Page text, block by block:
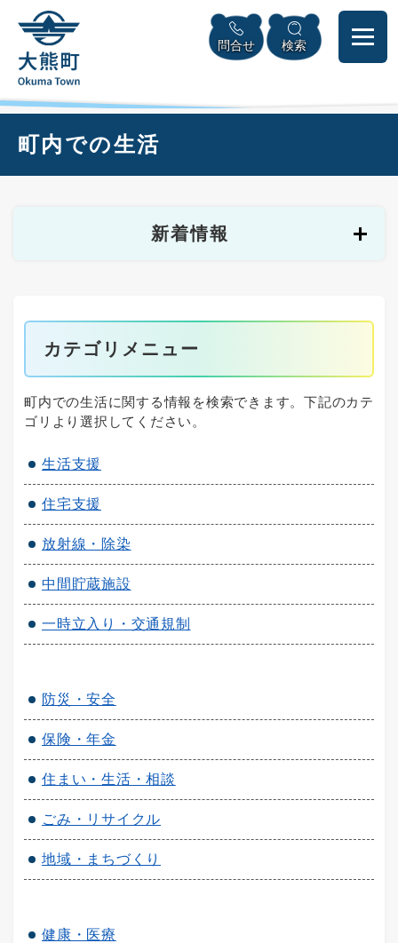
頭
メニューを飛ばして本文へ
問合せ 検索
町内での生活
新着情報
カテゴリメニュー
町内での生活に関する情報を検索できます。下記のカテ
ゴリより選択してください。
生活支援
住宅支援
放射線・除染
中間貯蔵施設
一時立入り・交通規制
防災・安全
保険・年金
住まい・生活・相談
ごみ・リサイクル
地域・まちづくり
健康・医療